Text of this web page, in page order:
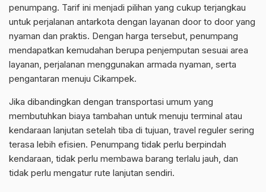
penumpang. Tarif ini menjadi pilihan yang cukup terjangkau
untuk perjalanan antarkota dengan layanan door to door yang
nyaman dan praktis. Dengan harga tersebut, penumpang
mendapatkan kemudahan berupa penjemputan sesuai area
layanan, perjalanan menggunakan armada nyaman, serta
pengantaran menuju Cikampek.
Jika dibandingkan dengan transportasi umum yang
membutuhkan biaya tambahan untuk menuju terminal atau
kendaraan lanjutan setelah tiba di tujuan, travel reguler sering
terasa lebih efisien. Penumpang tidak perlu berpindah
kendaraan, tidak perlu membawa barang terlalu jauh, dan
tidak perlu mengatur rute lanjutan sendiri.